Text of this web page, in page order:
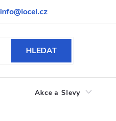
info@iocel.cz
Oblíbené Spolupráce
HLEDAT
Akce a Slevy